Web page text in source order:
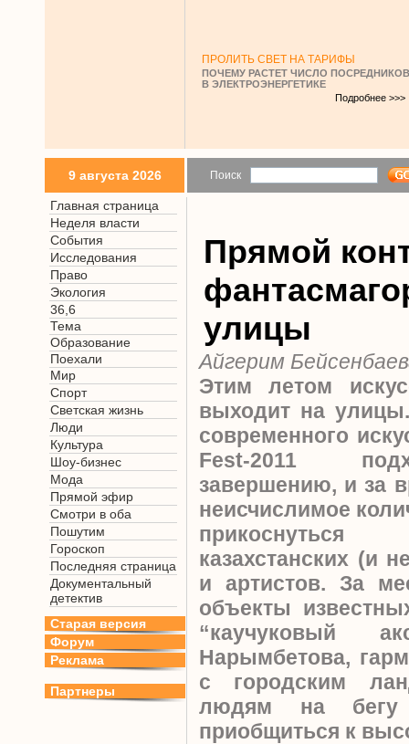
ПРОЛИТЬ СВЕТ НА ТАРИФЫ
ПОЧЕМУ РАСТЕТ ЧИСЛО ПОСРЕДНИКОВ
В ЭЛЕКТРОЭНЕРГЕТИКЕ
Подробнее >>>
9 августа 2026 Поиск
Главная страница
Неделя власти
События
Исследования
Право
Экология
36,6
Тема
Образование
Поехали
Мир
Спорт
Светская жизнь
Люди
Культура
Шоу-бизнес
Мода
Прямой эфир
Смотри в оба
Пошутим
Гороскоп
Последняя страница
Документальный
детектив
Старая версия
Форум
Реклама
Партнеры
Прямой
улицы
Айгерим
Этим летом
выходит на
современного
Fest-2011
завершению, и за
неисчислимое
казахстанских (и
и артистов. За
объекты
“каучуковый
Нарымбетова,
с городским
людям на
приобщиться к